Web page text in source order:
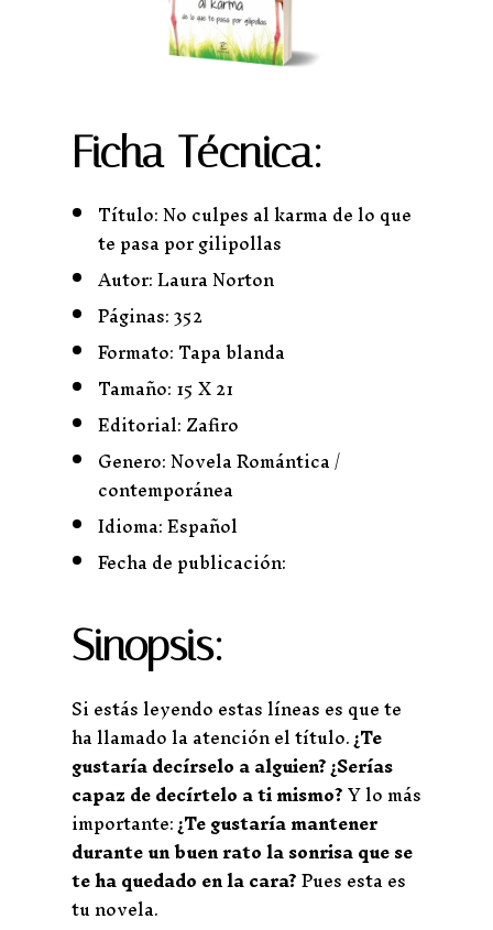
Ficha Técnica:
Título: No culpes al karma de lo que
te pasa por gilipollas
Autor: Laura Norton
Páginas: 352
Formato: Tapa blanda
Tamaño: 15 X 21
Editorial: Zafiro
Genero: Novela Romántica /
contemporánea
Idioma: Español
Fecha de publicación:
Sinopsis:
Si estás leyendo estas líneas es que te
ha llamado la atención el título.¿Te
gustaría decírselo a alguien?¿Serías
capaz de decírtelo a ti mismo?Y lo más
importante:¿Te gustaría mantener
durante un buen rato la sonrisa que se
te ha quedado en la cara?Pues esta es
tu novela.